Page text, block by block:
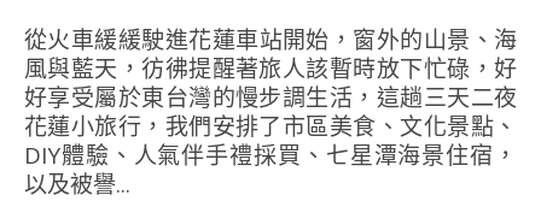
從火車緩緩駛進花蓮車站開始，窗外的山景、海
風與藍天，彷彿提醒著旅人該暫時放下忙碌，好
好享受屬於東台灣的慢步調生活，這趟三天二夜
花蓮小旅行，我們安排了市區美食、文化景點、
DIY體驗、人氣伴手禮採買、七星潭海景住宿，
以及被譽...